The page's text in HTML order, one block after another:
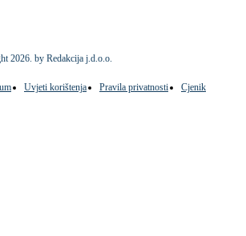
2026. by Redakcija j.d.o.o.
Uvjeti korištenja Pravila privatnosti
Cjenik